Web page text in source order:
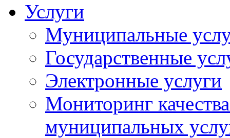
Услуги
Муниципальные
Государственные
Электронные услуги
Мониторинг
муниципальных